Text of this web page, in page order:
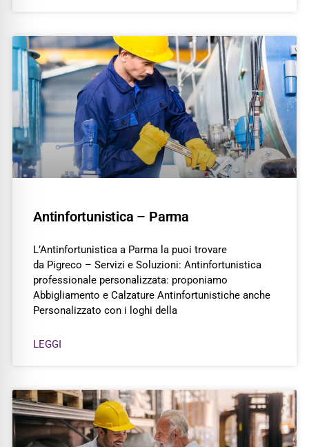
Antinfortunistica – Parma
L’Antinfortunistica a Parma la puoi trovare
da Pigreco – Servizi e Soluzioni: Antinfortunistica
professionale personalizzata: proponiamo
Abbigliamento e Calzature Antinfortunistiche anche
Personalizzato con i loghi della
LEGGI